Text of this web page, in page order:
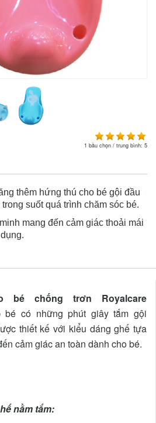
1 bầu chọn / trung bình: 5
thêm hứng thú cho bé gội đầu
suốt quá trình chăm sóc bé.
mang đến cảm giác thoải mái
bé chống trơn Royalcare
bé có những phút giây tắm gội
thiết kế với kiểu dáng ghế tựa
cảm giác an toàn dành cho bé.
nằm tắm: